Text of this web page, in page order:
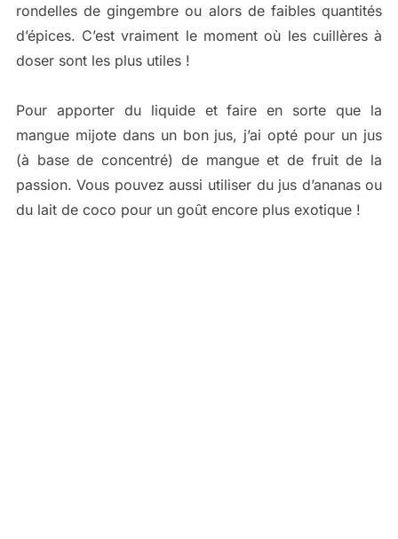
rondelles de gingembre ou alors de faibles quantités
d’épices. C’est vraiment le moment où les cuillères à
doser sont les plus utiles !
Pour apporter du liquide et faire en sorte que la
mangue mijote dans un bon jus, j’ai opté pour un jus
(à base de concentré) de mangue et de fruit de la
passion. Vous pouvez aussi utiliser du jus d’ananas ou
du lait de coco pour un goût encore plus exotique !